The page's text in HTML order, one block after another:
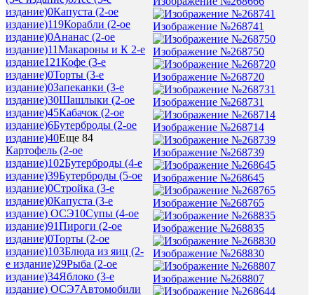
издание)0Капуста (2-ое
издание)119Корабли (2-ое
издание)0Ананас (2-ое
издание)11Макароны и К 2-е
издание121Кофе (3-е
издание)0Торты (3-е
издание)0Запеканки (3-е
издание)30Шашлыки (2-ое
издание)45Кабачок (2-ое
издание)6Бутерброды (2-ое
издание)40Еще 84
Картофель (2-ое
издание)102Бутерброды (4-е
издание)39Бутерброды (5-ое
издание)0Стройка (3-е
издание)0Капуста (3-е
издание) ОСЭ10Супы (4-ое
издание)91Пироги (2-ое
издание)0Торты (2-ое
издание)103Блюда из яиц (2-
е издание)29Рыба (2-ое
издание)34Яблоко (3-е
издание) ОСЭ7Автомобили
Изображение №268741
Изображение №268750
Изображение №268720
Изображение №268731
Изображение №268714
Изображение №268739
Изображение №268645
Изображение №268765
Изображение №268835
Изображение №268830
Изображение №268807